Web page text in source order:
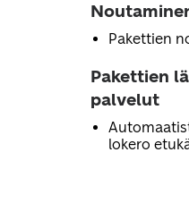
Pakettien
Pakettien
palvelut
lokero